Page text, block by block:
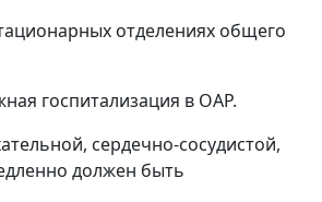
отделениях общего
госпитализация в ОАР.
сердечно-сосудистой,
должен быть